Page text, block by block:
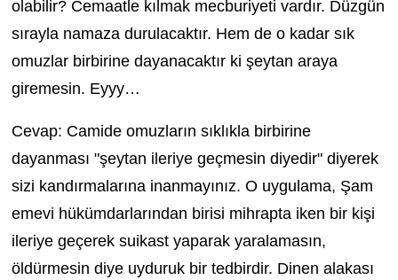
olabilir? Cemaatle kılmak mecburiyeti vardır. Düzgün
sırayla namaza durulacaktır. Hem de o kadar sık
omuzlar birbirine dayanacaktır ki şeytan araya
giremesin. Eyyy…
Cevap: Camide omuzların sıklıkla birbirine
dayanması "şeytan ileriye geçmesin diyedir" diyerek
sizi kandırmalarına inanmayınız. O uygulama, Şam
emevi hükümdarlarından birisi mihrapta iken bir kişi
ileriye geçerek suikast yaparak yaralamasın,
öldürmesin diye uyduruk bir tedbirdir. Dinen alakası